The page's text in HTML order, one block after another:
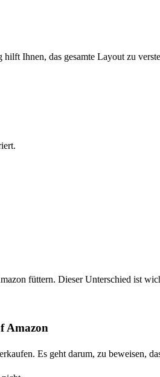
Ihnen, das gesamte Layout zu
füttern. Dieser Unterschied ist
Amazon
Es geht darum, zu beweisen,